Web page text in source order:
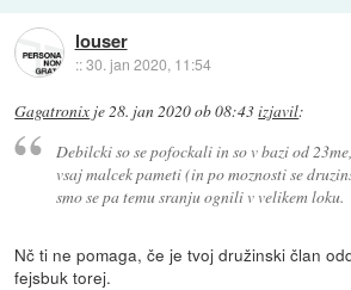
louser
::30. jan 2020, 11:54
Gagatronix je28. jan 2020 ob 08:43izjavil:
Debilcki so se pofockali in so v bazi od
vsaj malcek pameti (in po moznosti se
smo se pa temu sranju ognili v velikem loku.
Nč ti ne pomaga, če je tvoj družinski član
fejsbuk torej.